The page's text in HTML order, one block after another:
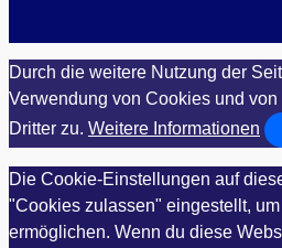
Durch die weitere Nutzung der
Verwendung von Cookies und
Dritter zu. Weitere Informationen
Die Cookie-Einstellungen auf
"Cookies zulassen" eingestellt,
ermöglichen. Wenn du diese